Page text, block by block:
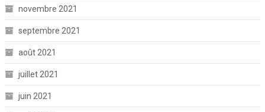
novembre 2021
septembre 2021
août 2021
juillet 2021
juin 2021